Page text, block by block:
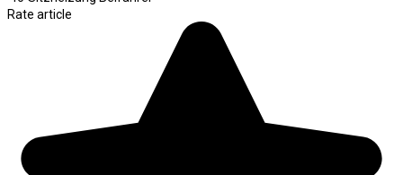
Rate article